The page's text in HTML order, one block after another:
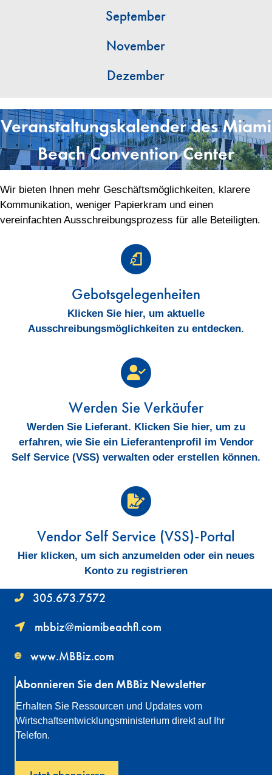
September
November
Dezember
Veranstaltungskalender des Miami
Beach Convention Center
Wir bieten Ihnen mehr Geschäftsmöglichkeiten, klarere
Kommunikation, weniger Papierkram und einen
vereinfachten Ausschreibungsprozess für alle Beteiligten.
Gebotsgelegenheiten
Klicken Sie hier, um aktuelle
Ausschreibungsmöglichkeiten zu entdecken.
Werden Sie Verkäufer
Werden Sie Lieferant. Klicken Sie hier, um zu
erfahren, wie Sie ein Lieferantenprofil im Vendor
Self Service (VSS) verwalten oder erstellen können.
Vendor Self Service (VSS)-Portal
Hier klicken, um sich anzumelden oder ein neues
Konto zu registrieren
305.673.7572
mbbiz@miamibeachfl.com
www.MBBiz.com
Abonnieren Sie den MBBiz Newsletter
Erhalten Sie Ressourcen und Updates vom
Wirtschaftsentwicklungsministerium direkt auf Ihr
Telefon.